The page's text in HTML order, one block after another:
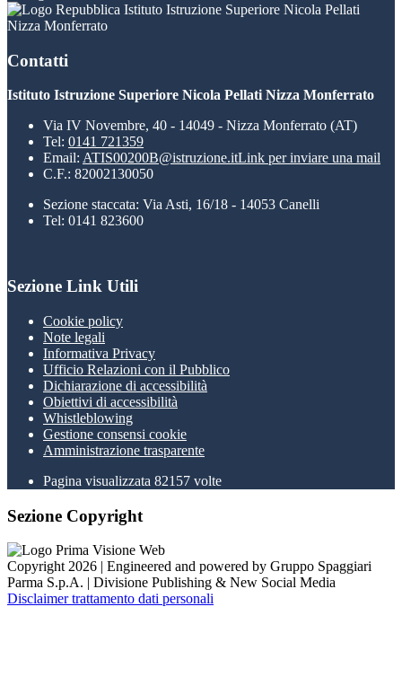
Istituto Istruzione Superiore Nicola Pellati
Nizza Monferrato
Contatti
Istituto Istruzione Superiore Nicola Pellati Nizza Monferrato
Via IV Novembre, 40 - 14049 - Nizza Monferrato (AT)
Tel: 0141 721359
Email: ATIS00200B@istruzione.itLink per inviare una mail
C.F.: 82002130050
Sezione staccata: Via Asti, 16/18 - 14053 Canelli
Tel: 0141 823600
Sezione Link Utili
Cookie policy
Note legali
Informativa Privacy
Ufficio Relazioni con il Pubblico
Dichiarazione di accessibilità
Obiettivi di accessibilità
Whistleblowing
Gestione consensi cookie
Amministrazione trasparente
Pagina visualizzata 82157 volte
Sezione Copyright
Copyright 2026 | Engineered and powered by Gruppo Spaggiari
Parma S.p.A. | Divisione Publishing & New Social Media
Disclaimer trattamento dati personali